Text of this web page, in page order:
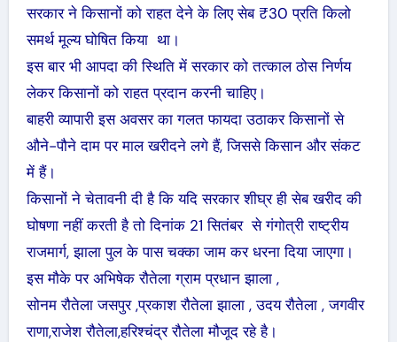
सरकार ने किसानों को राहत देने के लिए सेब ₹30 प्रति किलो
समर्थ मूल्य घोषित किया था।
इस बार भी आपदा की स्थिति में सरकार को तत्काल ठोस निर्णय
लेकर किसानों को राहत प्रदान करनी चाहिए।
बाहरी व्यापारी इस अवसर का गलत फायदा उठाकर किसानों से
औने-पौने दाम पर माल खरीदने लगे हैं, जिससे किसान और संकट
में हैं।
किसानों ने चेतावनी दी है कि यदि सरकार शीघ्र ही सेब खरीद की
घोषणा नहीं करती है तो दिनांक 21 सितंबर से गंगोत्री राष्ट्रीय
राजमार्ग, झाला पुल के पास चक्का जाम कर धरना दिया जाएगा।
इस मौके पर अभिषेक रौतेला ग्राम प्रधान झाला ,
सोनम रौतेला जसपुर ,प्रकाश रौतेला झाला , उदय रौतेला , जगवीर
राणा,राजेश रौतेला,हरिश्चंद्र रौतेला मौजूद रहे है।